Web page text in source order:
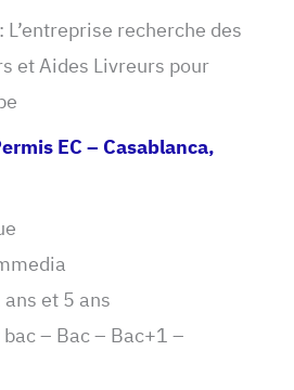
recherche des
et Aides Livreurs pour
EC – Casablanca,
et 5 ans
– Bac – Bac+1 –